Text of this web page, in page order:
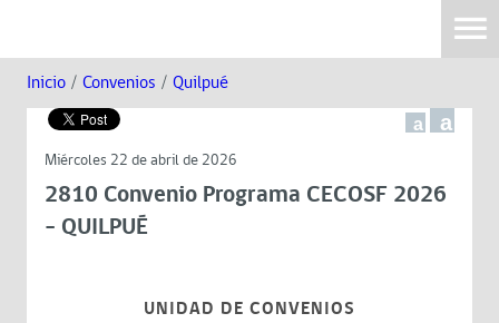
Inicio / Convenios / Quilpué
a a
Miércoles 22 de abril de 2026
2810 Convenio Programa CECOSF 2026
- QUILPUÉ
UNIDAD DE CONVENIOS